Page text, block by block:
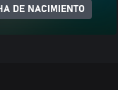
DE NACIMIENTO